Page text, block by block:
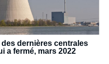
dernières centrales
a fermé, mars 2022